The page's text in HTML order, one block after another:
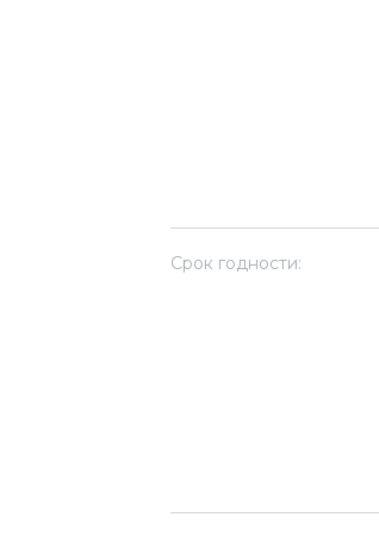
Срок годности: